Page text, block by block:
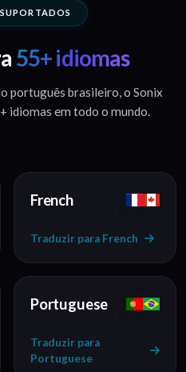
55+ idiomas
português brasileiro, o Sonix
idiomas em todo o mundo.
French
Traduzir para French
Portuguese
Traduzir para
Portuguese